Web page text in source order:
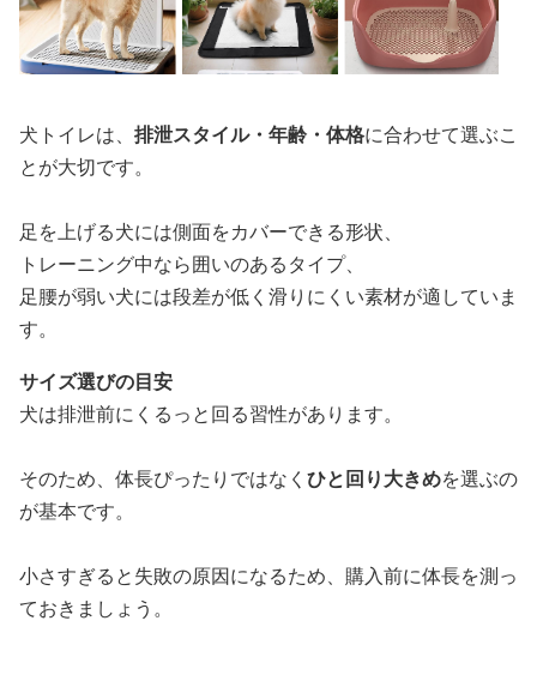
犬トイレは、 排泄スタイル・年齢・体格に合わせて選ぶこ
とが大切です。
足を上げる犬には側面をカバーできる形状、
トレーニング中なら囲いのあるタイプ、
足腰が弱い犬には段差が低く滑りにくい素材が適していま
す。
サイズ選びの目安
犬は排泄前にくるっと回る習性があります。
そのため、体長ぴったりではなく ひと回り大きめを選ぶの
が基本です。
小さすぎると失敗の原因になるため、購入前に体長を測っ
ておきましょう。